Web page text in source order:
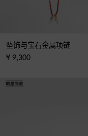
坠饰与宝石金属项链
¥ 9,300